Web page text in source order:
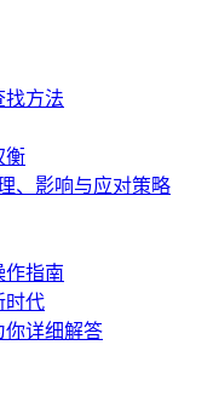
找方法
衡
、影响与应对策略
作指南
时代
你详细解答